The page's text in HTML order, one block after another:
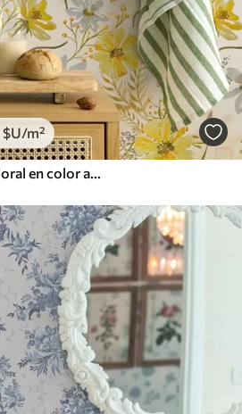
$U/m²
Brillante composición floral en color amarillo